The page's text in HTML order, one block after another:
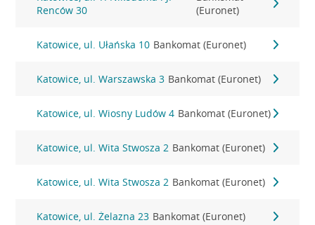
Renców 30
(Euronet)
Katowice, ul. Ułańska 10 Bankomat (Euronet)
Katowice, ul. Warszawska 3 Bankomat (Euronet)
Katowice, ul. Wiosny Ludów 4 Bankomat (Euronet)
Katowice, ul. Wita Stwosza 2 Bankomat (Euronet)
Katowice, ul. Wita Stwosza 2 Bankomat (Euronet)
Katowice, ul. Żelazna 23 Bankomat (Euronet)